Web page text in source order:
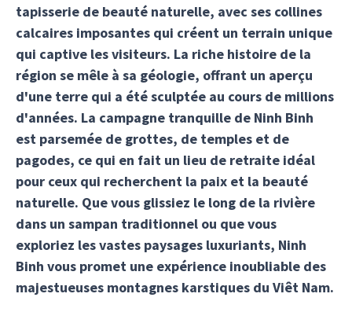
tapisserie de beauté naturelle, avec ses collines
calcaires imposantes qui créent un terrain unique
qui captive les visiteurs. La riche histoire de la
région se mêle à sa géologie, offrant un aperçu
d'une terre qui a été sculptée au cours de millions
d'années. La campagne tranquille de Ninh Binh
est parsemée de grottes, de temples et de
pagodes, ce qui en fait un lieu de retraite idéal
pour ceux qui recherchent la paix et la beauté
naturelle. Que vous glissiez le long de la rivière
dans un sampan traditionnel ou que vous
exploriez les vastes paysages luxuriants, Ninh
Binh vous promet une expérience inoubliable des
majestueuses montagnes karstiques du Viêt Nam.